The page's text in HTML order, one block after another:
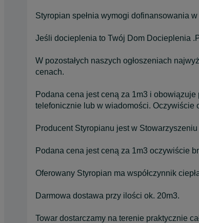
Styropian spełnia wymogi dofinansowania
Jeśli docieplenia to Twój Dom Docieplenia
W pozostałych naszych ogłoszeniach
cenach.
Podana cena jest ceną za 1m3 i
telefonicznie lub w wiadomości. Oczywiście
Producent Styropianu jest w
Podana cena jest ceną za 1m3 oczywiście
Oferowany Styropian ma współczynnik
Darmowa dostawa przy ilości ok. 20m3.
Towar dostarczamy na terenie praktycznie